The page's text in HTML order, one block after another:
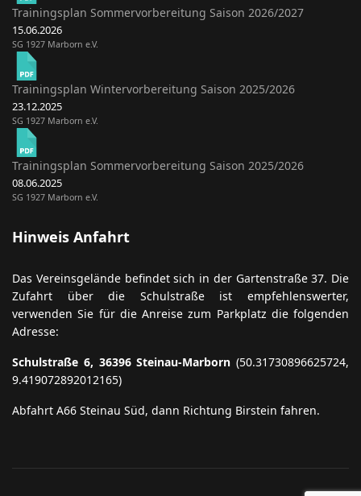
Trainingsplan Sommervorbereitung Saison 2026/2027
15.06.2026
SG 1927 Marborn e.V.
Trainingsplan Wintervorbereitung Saison 2025/2026
23.12.2025
SG 1927 Marborn e.V.
Trainingsplan Sommervorbereitung Saison 2025/2026
08.06.2025
SG 1927 Marborn e.V.
Hinweis Anfahrt
Das Vereinsgelände befindet sich in der Gartenstraße 37. Die
Zufahrt über die Schulstraße ist empfehlenswerter,
verwenden Sie für die Anreise zum Parkplatz die folgenden
Adresse:
Schulstraße 6, 36396 Steinau-Marborn (50.31730896625724,
9.419072892012165)
Abfahrt A66 Steinau Süd, dann Richtung Birstein fahren.